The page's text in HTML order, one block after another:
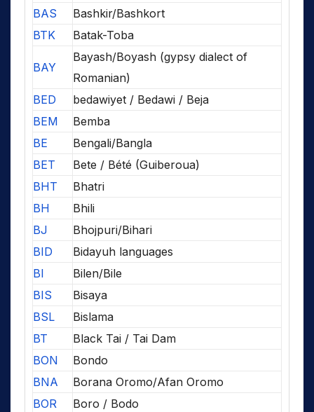
BAS
Bashkir/Bashkort
BTK
Batak-Toba
BAY
Bayash/Boyash (gypsy dialect of
Romanian)
BED
bedawiyet / Bedawi / Beja
BEM
Bemba
BE
Bengali/Bangla
BET
Bete / Bété (Guiberoua)
BHT
Bhatri
BH
Bhili
BJ
Bhojpuri/Bihari
BID
Bidayuh languages
BI
Bilen/Bile
BIS
Bisaya
BSL
Bislama
BT
Black Tai / Tai Dam
BON
Bondo
BNA
Borana Oromo/Afan Oromo
BOR
Boro / Bodo